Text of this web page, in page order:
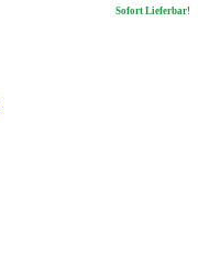
Sofort Lieferbar!
Sofort Lieferbar!
In Kürze lieferbar!
Sofort Lieferbar!